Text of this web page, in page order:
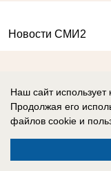
Новости СМИ2
Реклама на
Контакты
О
Наш сайт использует
Продолжая его
файлов cookie и